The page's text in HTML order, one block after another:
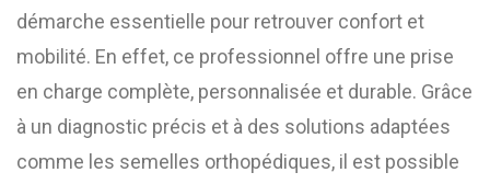
démarche essentielle pour retrouver confort et
mobilité. En effet, ce professionnel offre une prise
en charge complète, personnalisée et durable. Grâce
à un diagnostic précis et à des solutions adaptées
comme les semelles orthopédiques, il est possible